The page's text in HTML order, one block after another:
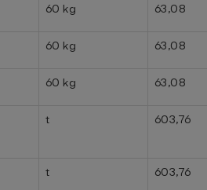
60 kg 63,08
60 kg 63,08
60 kg 63,08
t 603,76
t 603,76